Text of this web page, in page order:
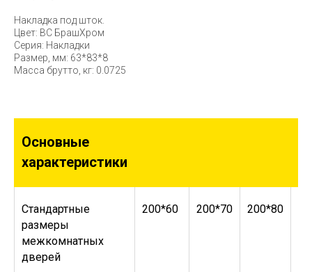
Накладка под шток.
Цвет: BС БрашХром
Серия: Накладки
Размер, мм: 63*83*8
Масса брутто, кг: 0.0725
Основные
характеристики
Стандартные
размеры
межкомнатных
дверей
200*60 200*70 200*80